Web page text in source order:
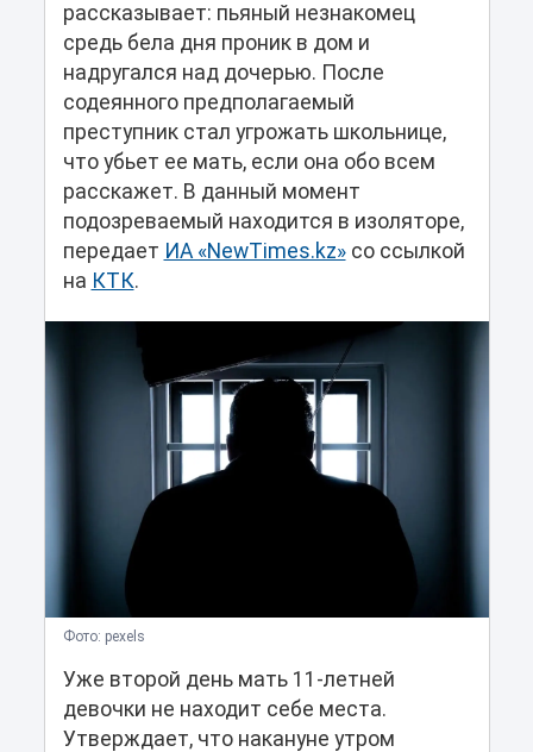
рассказывает: пьяный незнакомец
средь бела дня проник в дом и
надругался над дочерью. После
содеянного предполагаемый
преступник стал угрожать школьнице,
что убьет ее мать, если она обо всем
расскажет. В данный момент
подозреваемый находится в изоляторе,
передает ИА «NewTimes.kz»со ссылкой
на КТК.
Фото: pexels
Уже второй день мать 11-летней
девочки не находит себе места.
Утверждает, что накануне утром